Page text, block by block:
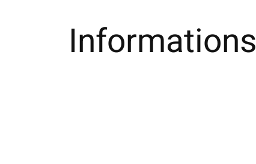
Informations